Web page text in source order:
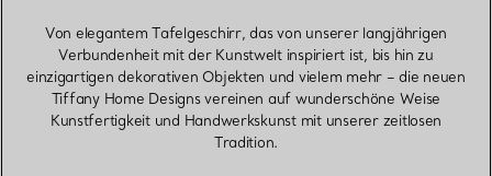
Von elegantem Tafelgeschirr, das von unserer langjährigen
Verbundenheit mit der Kunstwelt inspiriert ist, bis hin zu
einzigartigen dekorativen Objekten und vielem mehr – die neuen
Tiffany Home Designs vereinen auf wunderschöne Weise
Kunstfertigkeit und Handwerkskunst mit unserer zeitlosen
Tradition.